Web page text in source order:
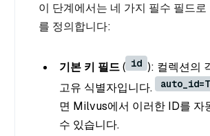
이 단계에서는 네 가지 필수 필드
를 정의합니다:
기본 키 필드( id ): 컬렉션의
고유 식별자입니다.
면 Milvus에서 이러한 ID를 자
수 있습니다.